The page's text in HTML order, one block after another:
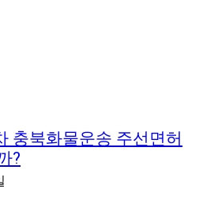
충북화물운송 주선면허
?